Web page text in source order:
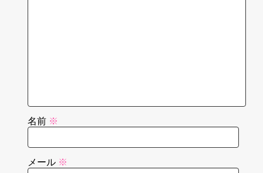
名前 ※
メール ※